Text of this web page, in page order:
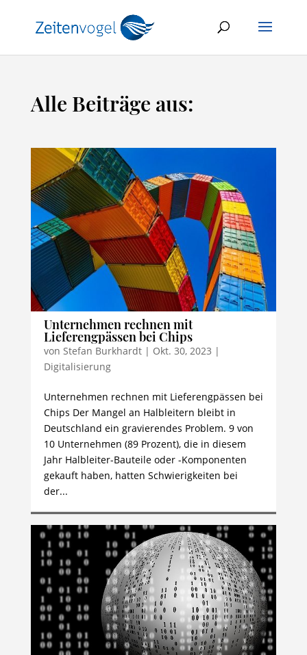
Alle Beiträge aus:
Unternehmen rechnen mit
Lieferengpässen bei Chips
von Stefan Burkhardt| Okt. 30, 2023 |
Digitalisierung
Unternehmen rechnen mit Lieferengpässen bei
Chips Der Mangel an Halbleitern bleibt in
Deutschland ein gravierendes Problem. 9 von
10 Unternehmen (89 Prozent), die in diesem
Jahr Halbleiter-Bauteile oder -Komponenten
gekauft haben, hatten Schwierigkeiten bei
der...